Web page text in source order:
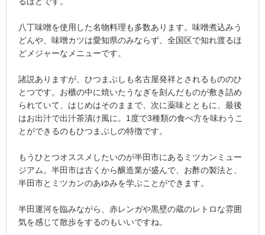
八丁味噌を使用した名物料理も多数あります。味噌煮込みう
どんや、味噌カツは愛知県のみならず、全国区で知れ渡るほ
どメジャーなメニューです。
諸説ありますが、ひつまぶしも名古屋発祥とされるもののひ
とつです。お櫃の中に焼いたうなぎを刻んだものが敷き詰め
られていて、はじめはそのままで、次に薬味とともに、最後
はお出汁で出汁茶漬け風に。1度で3種類の食べ方を味わうこ
とができるのもひつまぶしの特徴です。
もうひとつオススメしたいのが半田市にあるミツカンミュー
ジアム。半田市は古くから醸造業が盛んで、お酢の製法と、
半田市とミツカンのあゆみを学ぶことができます。
半田運河を臨みながら、赤レンガや黒壁の蔵のレトロな雰囲
気を感じて散歩をするのもいいですね。